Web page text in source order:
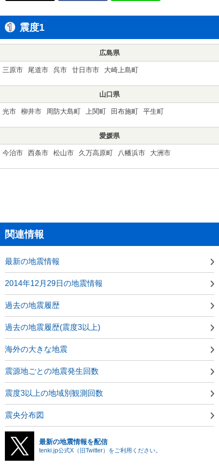
震度1
広島県
三原市 尾道市 呉市 廿日市市 大崎上島町
山口県
光市 柳井市 周防大島町 上関町 田布施町 平生町
愛媛県
今治市 西条市 松山市 久万高原町 八幡浜市 大洲市
関連情報
最新の地震情報
2014年12月29日の地震情報
過去の地震履歴
過去の地震履歴(震度3以上)
海外の大きな地震
震源地ごとの地震発生回数
震度3以上の地域別観測回数
震央分布図
最新の地震情報を配信
tenki.jp公式X（旧Twitter）をご利用ください。